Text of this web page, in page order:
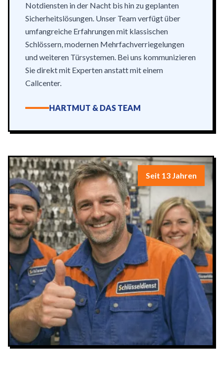
Notdiensten in der Nacht bis hin zu geplanten
Sicherheitslösungen. Unser Team verfügt über
umfangreiche Erfahrungen mit klassischen
Schlössern, modernen Mehrfachverriegelungen
und weiteren Türsystemen. Bei uns kommunizieren
Sie direkt mit Experten anstatt mit einem
Callcenter.
HARTMUT & DAS TEAM
Seit 13 Jahren